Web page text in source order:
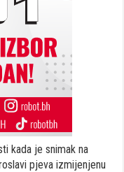
kada je snimak na
pjeva izmijenjenu